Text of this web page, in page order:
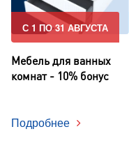
С 1 ПО 31 АВГУСТА
Мебель для ванных
комнат - 10% бонус
Подробнее